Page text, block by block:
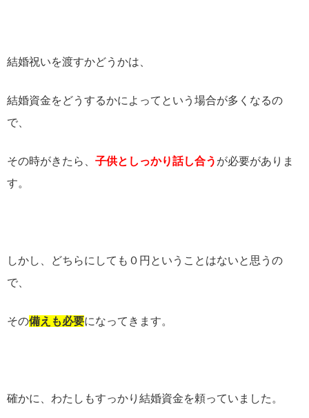
結婚祝いを渡すかどうかは、
結婚資金をどうするかによってという場合が多くなるの
で、
その時がきたら、 子供としっかり話し合う が必要がありま
す。
しかし、どちらにしても０円ということはないと思うの
で、
その備えも必要になってきます。
確かに、わたしもすっかり結婚資金を頼っていました。